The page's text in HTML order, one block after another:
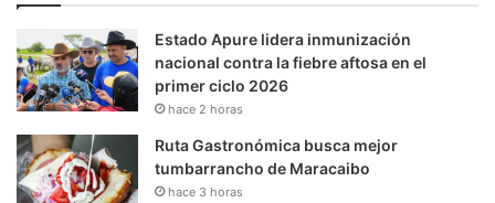
Estado Apure lidera inmunización
nacional contra la fiebre aftosa en el
primer ciclo 2026
hace 2 horas
Ruta Gastronómica busca mejor
tumbarrancho de Maracaibo
hace 3 horas